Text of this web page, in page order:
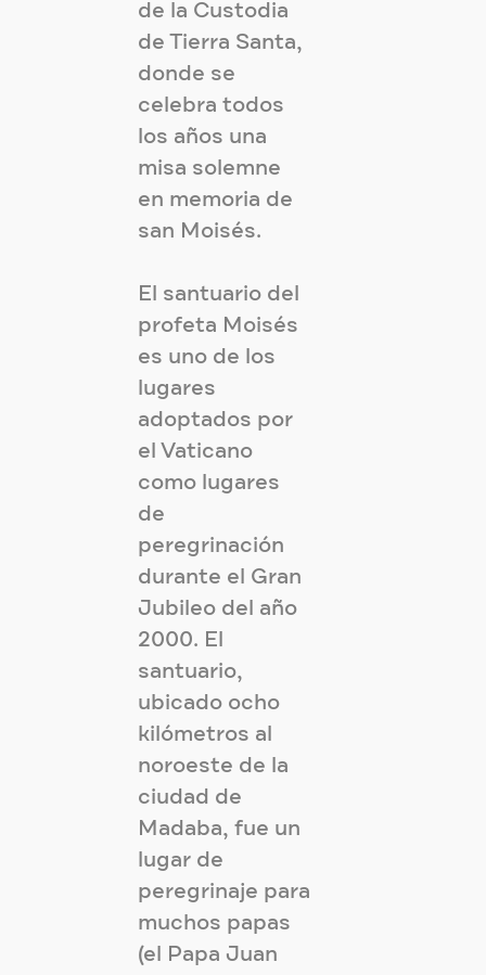
de la Custodia
de Tierra Santa,
donde se
celebra todos
los años una
misa solemne
en memoria de
san Moisés.
El santuario del
profeta Moisés
es uno de los
lugares
adoptados por
el Vaticano
como lugares
de
peregrinación
durante el Gran
Jubileo del año
2000. El
santuario,
ubicado ocho
kilómetros al
noroeste de la
ciudad de
Madaba, fue un
lugar de
peregrinaje para
muchos papas
(el Papa Juan